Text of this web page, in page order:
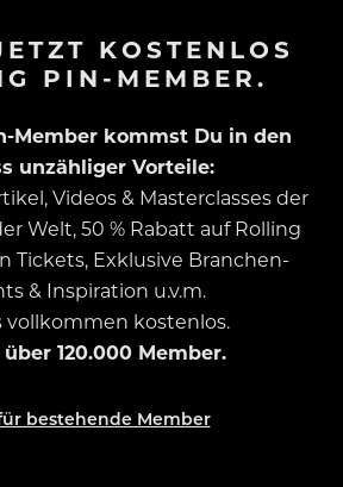
KOSTENLOS
PIN-MEMBER.
Member kommst Du in den
unzähliger Vorteile:
Videos & Masterclasses der
Welt, 50 % Rabatt auf Rolling
Tickets, Exklusive Branchen-
& Inspiration u.v.m.
vollkommen kostenlos.
120.000 Member.
bestehende Member